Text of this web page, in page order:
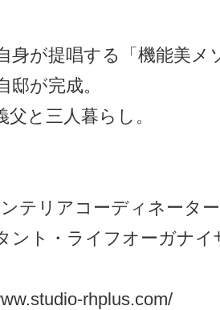
身が提唱する「機能美
邸が完成。
と三人暮らし。
テリアコーディネータ
ント・ライフオーガナイ
rhplus.com/